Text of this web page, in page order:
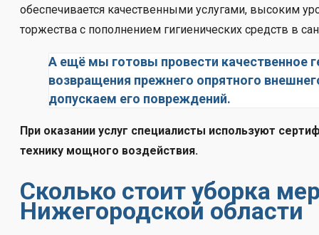
обеспечивается качественными услугами, высоким
торжества с пополнением гигиенических средств в
А ещё мы готовы провести качественное
возвращения прежнего опрятного
допускаем его повреждений.
При оказании услуг специалисты используют
технику мощного воздействия.
Сколько стоит уборка
Нижегородской области